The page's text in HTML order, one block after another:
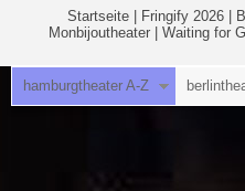
Startseite Fringify 2026
Monbijoutheater
Waiting for
hamburgtheater A-Z